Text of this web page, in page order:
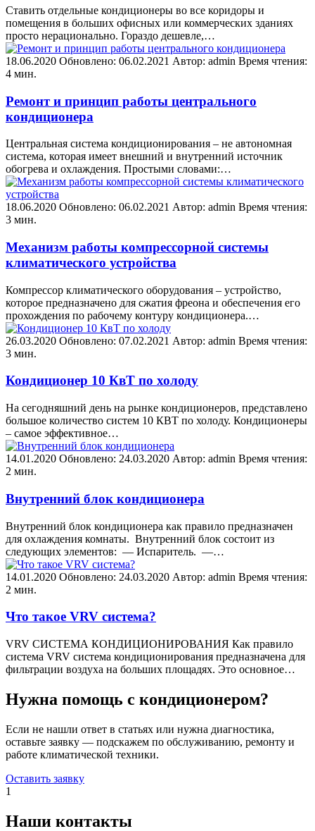
Ставить отдельные кондиционеры во все коридоры и
помещения в больших офисных или коммерческих зданиях
просто нерационально. Гораздо дешевле,…
18.06.2020 Обновлено: 06.02.2021 Автор: admin Время чтения:
4 мин.
Ремонт и принцип работы центрального
кондиционера
Центральная система кондиционирования – не автономная
система, которая имеет внешний и внутренний источник
обогрева и охлаждения. Простыми словами:…
18.06.2020 Обновлено: 06.02.2021 Автор: admin Время чтения:
3 мин.
Механизм работы компрессорной системы
климатического устройства
Компрессор климатического оборудования – устройство,
которое предназначено для сжатия фреона и обеспечения его
прохождения по рабочему контуру кондиционера.…
26.03.2020 Обновлено: 07.02.2021 Автор: admin Время чтения:
3 мин.
Кондиционер 10 КвТ по холоду
На сегодняшний день на рынке кондиционеров, представлено
большое количество систем 10 КВТ по холоду. Кондиционеры
– самое эффективное…
14.01.2020 Обновлено: 24.03.2020 Автор: admin Время чтения:
2 мин.
Внутренний блок кондиционера
Внутренний блок кондиционера как правило предназначен
для охлаждения комнаты. Внутренний блок состоит из
следующих элементов: — Испаритель. —…
14.01.2020 Обновлено: 24.03.2020 Автор: admin Время чтения:
2 мин.
Что такое VRV система?
VRV СИСТЕМА КОНДИЦИОНИРОВАНИЯ Как правило
система VRV система кондиционирования предназначена для
фильтрации воздуха на больших площадях. Это основное…
Нужна помощь с кондиционером?
Если не нашли ответ в статьях или нужна диагностика,
оставьте заявку — подскажем по обслуживанию, ремонту и
работе климатической техники.
Оставить заявку
1
Наши контакты